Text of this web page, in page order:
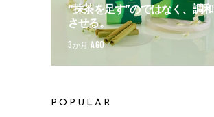
“抹茶を足す”のではなく、調和
させる。
3か月 AGO
POPULAR